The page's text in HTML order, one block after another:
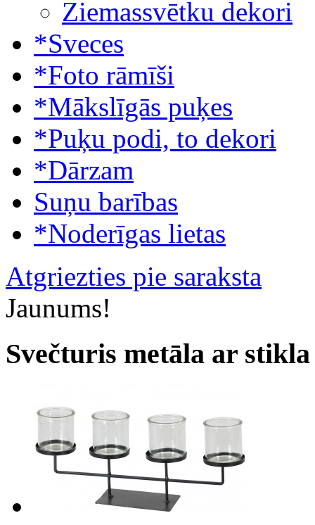
Ziemassvētku dekori
*Sveces
*Foto rāmīši
*Mākslīgās puķes
*Puķu podi, to dekori
*Dārzam
Suņu barības
*Noderīgas lietas
Atgriezties pie saraksta
Jaunums!
Svečturis metāla ar